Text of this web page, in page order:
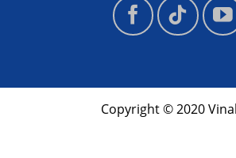
Copyright © 2020